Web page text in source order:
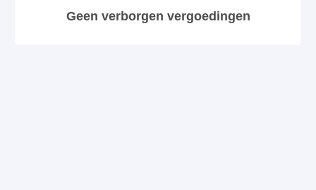
Geen verborgen vergoedingen